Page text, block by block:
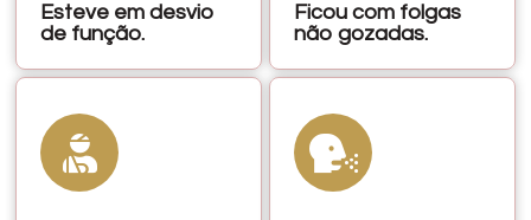
Esteve em desvio
de função.
Ficou com folgas
não gozadas.